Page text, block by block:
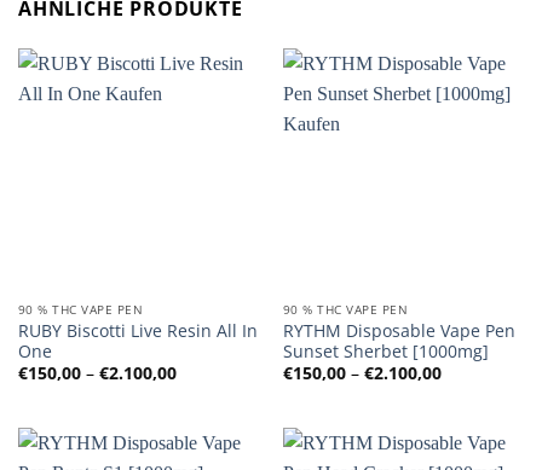
ÄHNLICHE PRODUKTE
90 % THC VAPE PEN
RUBY Biscotti Live Resin All In
One
€150,00 – €2.100,00Preisspanne:
90 % THC VAPE PEN
RYTHM Disposable Vape Pen
Sunset Sherbet [1000mg]
€150,00 – €2.100,00